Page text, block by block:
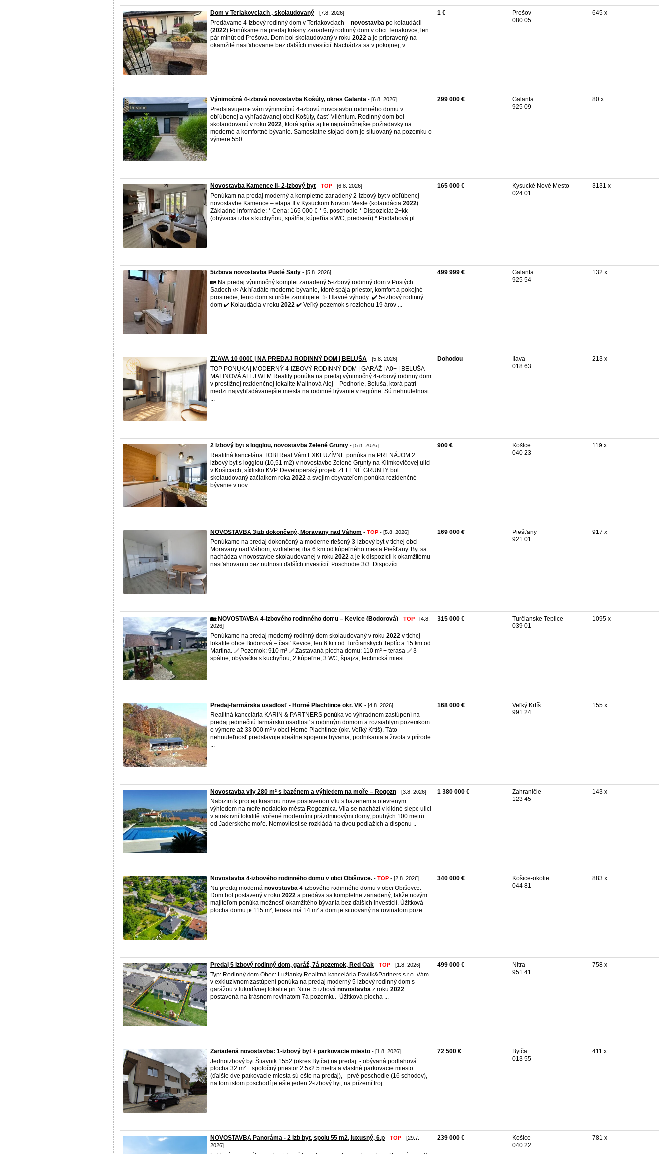
Dom v Teriakovciach , skolaudovaný - [7.8. 2026]
Predávame 4-izbový rodinný dom v Teriakovciach – novostavba po kolaudácii
(2022) Ponúkame na predaj krásny zariadený rodinný dom v obci Teriakovce, len
pár minút od Prešova. Dom bol skolaudovaný v roku 2022 a je pripravený na
okamžité nasťahovanie bez ďalších investícií. Nachádza sa v pokojnej, v ...
1 €
Prešov
080 05
645 x
Výnimočná 4-izbová novostavba Košúty, okres Galanta - [6.8. 2026]
Predstavujeme vám výnimočnú 4-izbovú novostavbu rodinného domu v
obľúbenej a vyhľadávanej obci Košúty, časť Milénium. Rodinný dom bol
skolaudovanú v roku 2022, ktorá spĺňa aj tie najnáročnejšie požiadavky na
moderné a komfortné bývanie. Samostatne stojaci dom je situovaný na pozemku o
výmere 550 ...
299 000 €
Galanta
925 09
80 x
Novostavba Kamence II- 2-izbový byt - TOP - [6.8. 2026]
Ponúkam na predaj moderný a kompletne zariadený 2-izbový byt v obľúbenej
novostavbe Kamence – etapa II v Kysuckom Novom Meste (kolaudácia 2022).
Základné informácie: * Cena: 165 000 € * 5. poschodie * Dispozícia: 2+kk
(obývacia izba s kuchyňou, spálňa, kúpeľňa s WC, predsieň) * Podlahová pl ...
165 000 €
Kysucké Nové Mesto
024 01
3131 x
5izbova novostavba Pusté Sady - [5.8. 2026]
🏡 Na predaj výnimočný komplet zariadený 5-izbový rodinný dom v Pustých
Sadoch 🌿 Ak hľadáte moderné bývanie, ktoré spája priestor, komfort a pokojné
prostredie, tento dom si určite zamilujete. ✨ Hlavné výhody: ✔️ 5-izbový rodinný
dom ✔️ Kolaudácia v roku 2022 ✔️ Veľký pozemok s rozlohou 19 árov ...
499 999 €
Galanta
925 54
132 x
ZĽAVA 10 000€ | NA PREDAJ RODINNÝ DOM | BELUŠA - [5.8. 2026]
TOP PONUKA | MODERNÝ 4-IZBOVÝ RODINNÝ DOM | GARÁŽ | A0+ | BELUŠA –
MALINOVÁ ALEJ WFM Reality ponúka na predaj výnimočný 4-izbový rodinný dom
v prestížnej rezidenčnej lokalite Malinová Alej – Podhorie, Beluša, ktorá patrí
medzi najvyhľadávanejšie miesta na rodinné bývanie v regióne. Sú nehnuteľnost
...
Dohodou
Ilava
018 63
213 x
2 izbový byt s loggiou, novostavba Zelené Grunty - [5.8. 2026]
Realitná kancelária TOBI Real Vám EXKLUZÍVNE ponúka na PRENÁJOM 2
izbový byt s loggiou (10,51 m2) v novostavbe Zelené Grunty na Klimkovičovej ulici
v Košiciach, sídlisko KVP. Developerský projekt ZELENÉ GRUNTY bol
skolaudovaný začiatkom roka 2022 a svojim obyvateľom ponúka rezidenčné
bývanie v nov ...
900 €
Košice
040 23
119 x
NOVOSTAVBA 3izb dokončený, Moravany nad Váhom - TOP - [5.8. 2026]
Ponúkame na predaj dokončený a moderne riešený 3-izbový byt v tichej obci
Moravany nad Váhom, vzdialenej iba 6 km od kúpeľného mesta Piešťany. Byt sa
nachádza v novostavbe skolaudovanej v roku 2022 a je k dispozícii k okamžitému
nasťahovaniu bez nutnosti ďalších investícií. Poschodie 3/3. Dispozíci ...
169 000 €
Piešťany
921 01
917 x
🏡 NOVOSTAVBA 4-izbového rodinného domu – Kevice (Bodorová) - TOP - [4.8.
2026]
Ponúkame na predaj moderný rodinný dom skolaudovaný v roku 2022 v tichej
lokalite obce Bodorová – časť Kevice, len 6 km od Turčianskych Teplíc a 15 km od
Martina. ✅ Pozemok: 910 m² ✅ Zastavaná plocha domu: 110 m² + terasa ✅ 3
spálne, obývačka s kuchyňou, 2 kúpeľne, 3 WC, špajza, technická miest ...
315 000 €
Turčianske Teplice
039 01
1095 x
Predaj-farmárska usadlosť - Horné Plachtince okr. VK - [4.8. 2026]
Realitná kancelária KARIN & PARTNERS ponúka vo výhradnom zastúpení na
predaj jedinečnú farmársku usadlosť s rodinným domom a rozsiahlym pozemkom
o výmere až 33 000 m² v obci Horné Plachtince (okr. Veľký Krtíš). Táto
nehnuteľnosť predstavuje ideálne spojenie bývania, podnikania a života v prírode
...
168 000 €
Veľký Krtíš
991 24
155 x
Novostavba vily 280 m² s bazénem a výhledem na moře – Rogozn - [3.8. 2026]
Nabízím k prodeji krásnou nově postavenou vilu s bazénem a otevřeným
výhledem na moře nedaleko města Rogoznica. Vila se nachází v klidné slepé ulici
v atraktivní lokalitě tvořené moderními prázdninovými domy, pouhých 100 metrů
od Jaderského moře. Nemovitost se rozkládá na dvou podlažích a disponu ...
1 380 000 €
Zahraničie
123 45
143 x
Novostavba 4-izbového rodinného domu v obci Obišovce. - TOP - [2.8. 2026]
Na predaj moderná novostavba 4-izbového rodinného domu v obci Obišovce.
Dom bol postavený v roku 2022 a predáva sa kompletne zariadený, takže novým
majiteľom ponúka možnosť okamžitého bývania bez ďalších investícií. Úžitková
plocha domu je 115 m², terasa má 14 m² a dom je situovaný na rovinatom poze ...
340 000 €
Košice-okolie
044 81
883 x
Predaj 5 izbový rodinný dom, garáž, 7á pozemok, Red Oak - TOP - [1.8. 2026]
Typ: Rodinný dom Obec: Lužianky Realitná kancelária Pavlik&Partners s.r.o. Vám
v exkluzívnom zastúpení ponúka na predaj moderný 5 izbový rodinný dom s
garážou v lukratívnej lokalite pri Nitre. 5 izbová novostavba z roku 2022
postavená na krásnom rovinatom 7á pozemku. Úžitková plocha ...
499 000 €
Nitra
951 41
758 x
Zariadená novostavba: 1-izbový byt + parkovacie miesto - [1.8. 2026]
Jednoizbový byt Štiavnik 1552 (okres Bytča) na predaj: - obývaná podlahová
plocha 32 m² + spoločný priestor 2.5x2.5 metra a vlastné parkovacie miesto
(ďalšie dve parkovacie miesta sú ešte na predaj), - prvé poschodie (16 schodov),
na tom istom poschodí je ešte jeden 2-izbový byt, na prízemí troj ...
72 500 €
Bytča
013 55
411 x
NOVOSTAVBA Panoráma - 2 izb byt, spolu 55 m2, luxusný, 6.p - TOP - [29.7.
2026]
239 000 €
Košice
040 22
781 x